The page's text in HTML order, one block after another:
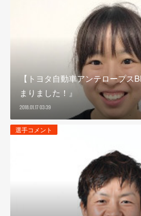
【トヨタ自動車アンテロープス
まりました！』
2018.01.17 03:39
選手コメント